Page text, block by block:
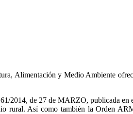
Alimentación y Medio Ambiente
2014, de 27 de MARZO, publicada
rural. Así como también la Orden